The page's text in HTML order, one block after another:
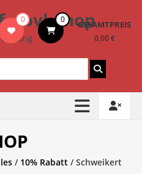
bvl-Shop
Lang
0 0 GESAMTPREIS
0,00 €
/ 10% Rabatt/ Schweikert